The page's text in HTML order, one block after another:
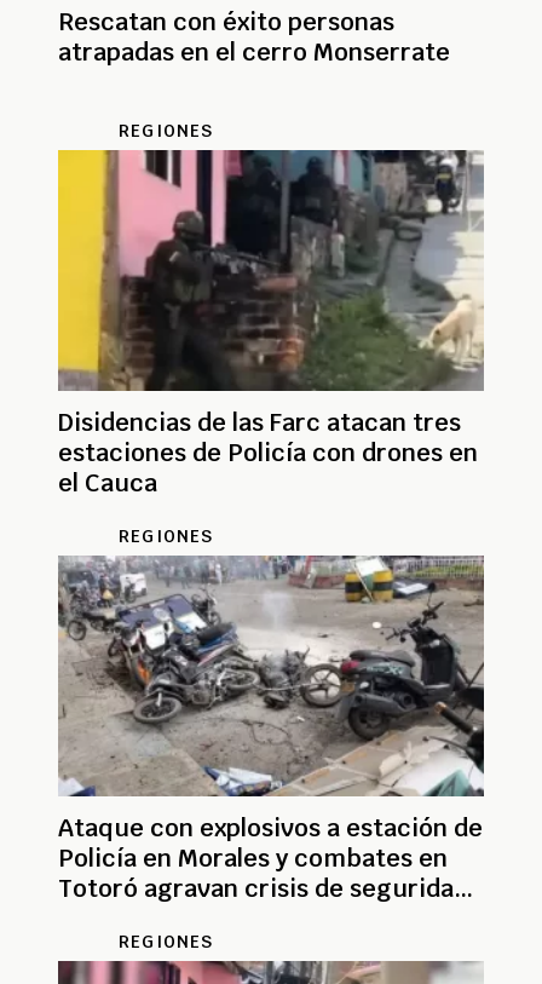
Rescatan con éxito personas
atrapadas en el cerro Monserrate
REGIONES
Disidencias de las Farc atacan tres
estaciones de Policía con drones en
el Cauca
REGIONES
Ataque con explosivos a estación de
Policía en Morales y combates en
Totoró agravan crisis de seguridad
REGIONES